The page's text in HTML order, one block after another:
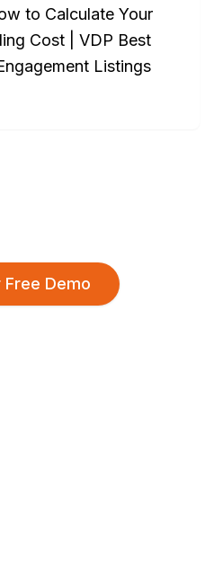
to Calculate Your
Cost | VDP Best
Listings
Free Demo